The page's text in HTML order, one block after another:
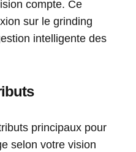
compte. Ce
sur le grinding
intelligente des
principaux pour
selon votre vision